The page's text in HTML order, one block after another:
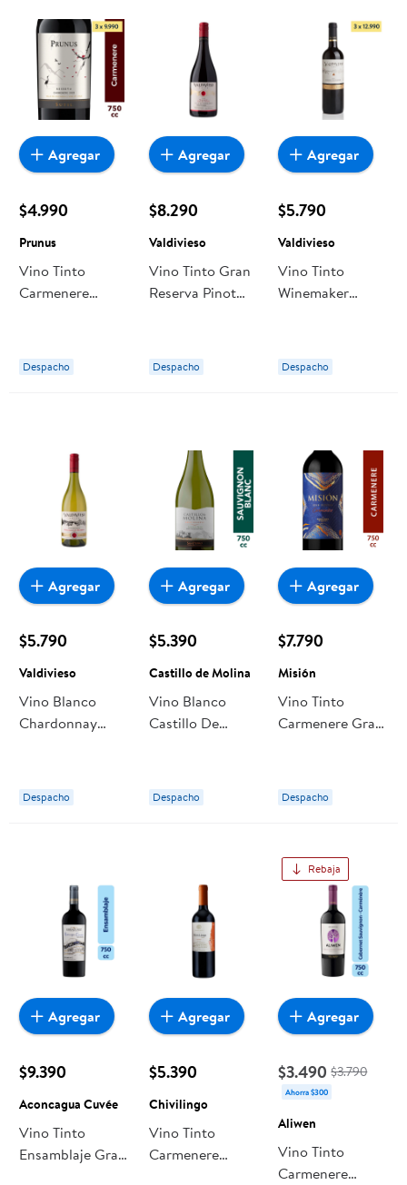
$4.990
Prunus
Vino Tinto
Carmenere
Prunus
Despacho
Agregar
$8.290
Valdivieso
Vino Tinto Gran
Reserva Pinot
Despacho
Agregar
$5.790
Valdivieso
Vino Tinto
Winemaker
Sauvignon
Botella 750 ml
Despacho
Agregar
$5.790
Valdivieso
Vino Blanco
Chardonnay
Botella 750 ml
Valdivieso
Despacho
Agregar
$5.390
Castillo de Molina
Vino Blanco
Castillo De
Sauvignon Blanc
Botella
Despacho
Agregar
$7.790
Misión
Vino Tinto
Carmenere Gran
Misión
Despacho
Agregar
$9.390
Aconcagua Cuvée
Vino Tinto
Ensamblaje Gran
Agregar
$5.390
Chivilingo
Vino Tinto
Carmenere
Agregar
Rebaja
$3.490 $3.790
Ahorra $300
Aliwen
Vino Tinto
Carmenere
Agregar